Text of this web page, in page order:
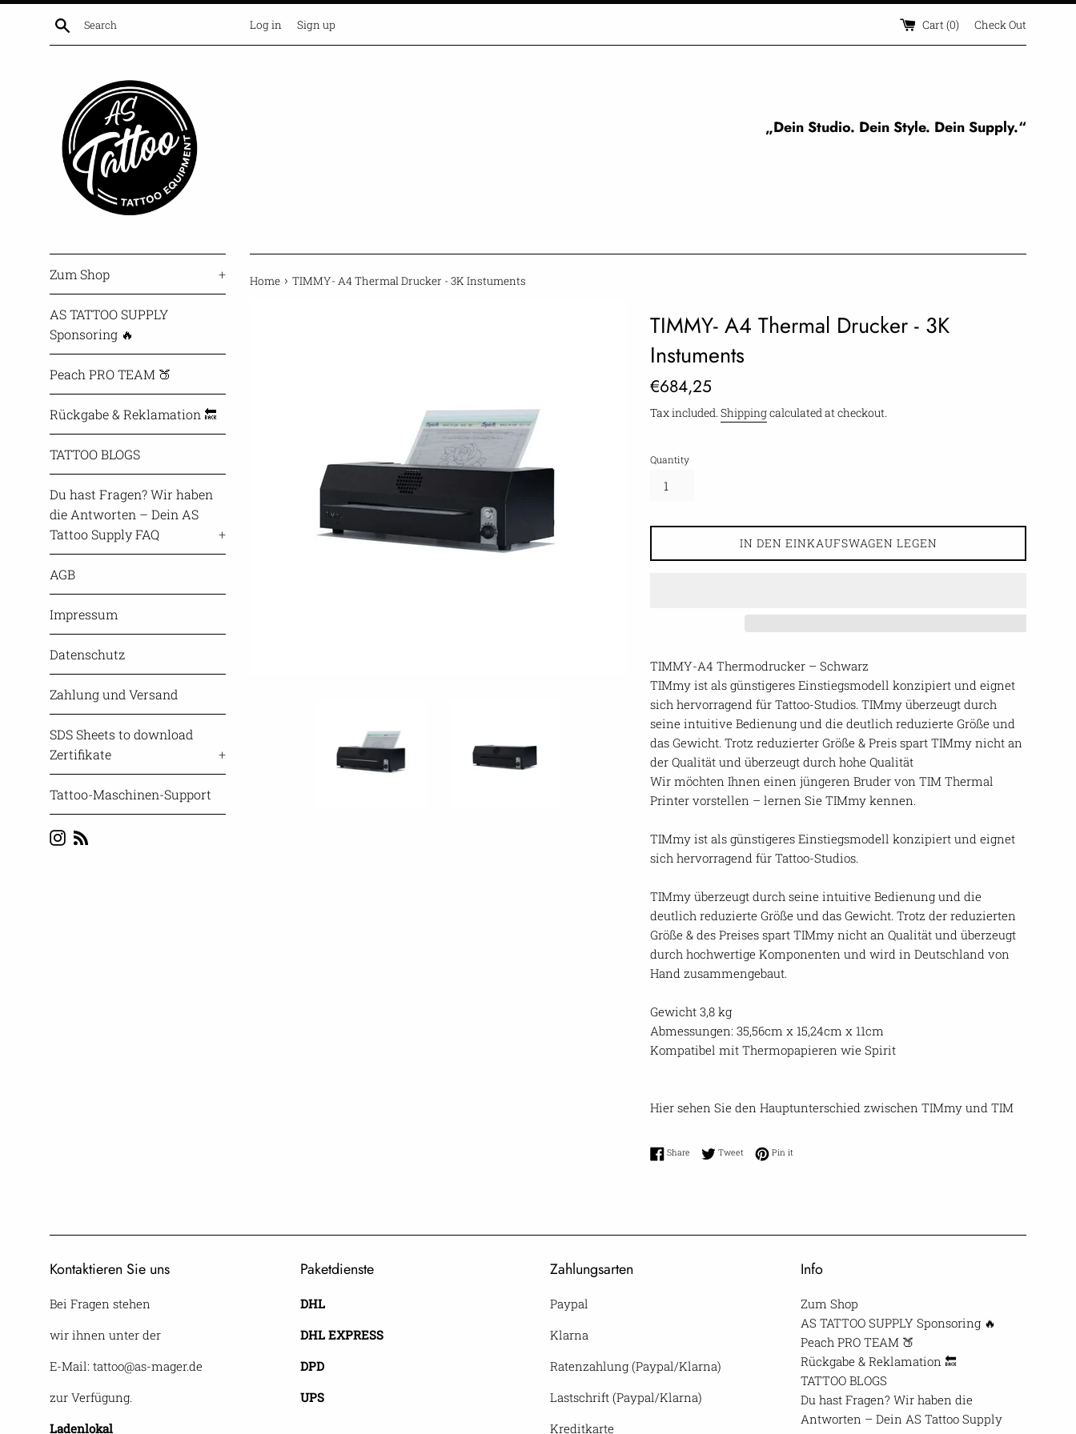
Skip
Search Log in Sign up Cart (0) Check Out
„Dein Studio. Dein Style. Dein Supply.“
Zum Shop +
AS TATTOO SUPPLY
Sponsoring 🔥
Peach PRO TEAM 🍑
Rückgabe & Reklamation 🔙
TATTOO BLOGS
Du hast Fragen? Wir haben
die Antworten – Dein AS
Tattoo Supply FAQ
+
AGB
Impressum
Datenschutz
Zahlung und Versand
SDS Sheets to download
Zertifikate
+
Tattoo-Maschinen-Support
Instagram
Home › TIMMY- A4 Thermal Drucker - 3K Instuments
TIMMY- A4 Thermal Drucker - 3K
Instuments
Regular
€684,25
Tax included. Shippingcalculated at checkout.
Quantity
IN DEN EINKAUFSWAGEN LEGEN
TIMMY-A4 Thermodrucker – Schwarz
TIMmy ist als günstigeres Einstiegsmodell konzipiert und eignet
sich hervorragend für Tattoo-Studios. TIMmy überzeugt durch
seine intuitive Bedienung und die deutlich reduzierte Größe und
das Gewicht. Trotz reduzierter Größe & Preis spart TIMmy nicht an
der Qualität und überzeugt durch hohe Qualität
Wir möchten Ihnen einen jüngeren Bruder von TIM Thermal
Printer vorstellen – lernen Sie TIMmy kennen.
TIMmy ist als günstigeres Einstiegsmodell konzipiert und eignet
sich hervorragend für Tattoo-Studios.
TIMmy überzeugt durch seine intuitive Bedienung und die
deutlich reduzierte Größe und das Gewicht. Trotz der reduzierten
Größe & des Preises spart TIMmy nicht an Qualität und überzeugt
durch hochwertige Komponenten und wird in Deutschland von
Hand zusammengebaut.
Gewicht 3,8 kg
Abmessungen: 35,56cm x 15,24cm x 11cm
Kompatibel mit Thermopapieren wie Spirit
Hier sehen Sie den Hauptunterschied zwischen TIMmy und TIM
Share Share on Facebook
Tweet Tweet on Twitter
Pin it
Kontaktieren Sie uns
Bei Fragen stehen
wir ihnen unter der
E-Mail: tattoo@as-mager.de
zur Verfügung.
Ladenlokal
Paketdienste
DHL
DHL EXPRESS
DPD
UPS
Zahlungsarten
Paypal
Klarna
Ratenzahlung (Paypal/Klarna)
Lastschrift (Paypal/Klarna)
Kreditkarte
Info
Zum Shop
AS TATTOO SUPPLY Sponsoring 🔥
Peach PRO TEAM 🍑
Rückgabe & Reklamation 🔙
TATTOO BLOGS
Du hast Fragen? Wir haben die
Antworten – Dein AS Tattoo Supply